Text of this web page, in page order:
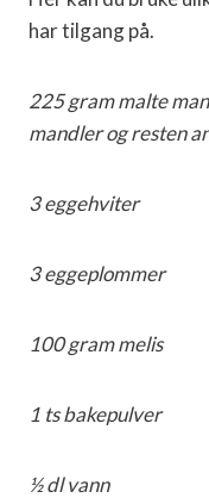
har tilgang på.
225 gram malte
mandler og resten
3 eggehviter
3 eggeplommer
100 gram melis
1 ts bakepulver
½ dl vann